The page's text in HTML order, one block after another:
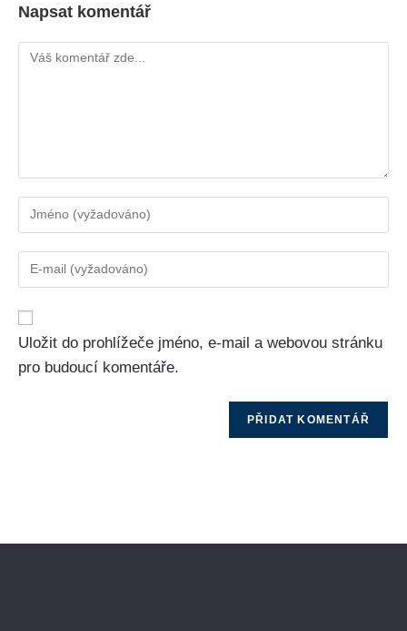
Napsat komentář
Uložit do prohlížeče jméno, e-mail a webovou stránku
pro budoucí komentáře.